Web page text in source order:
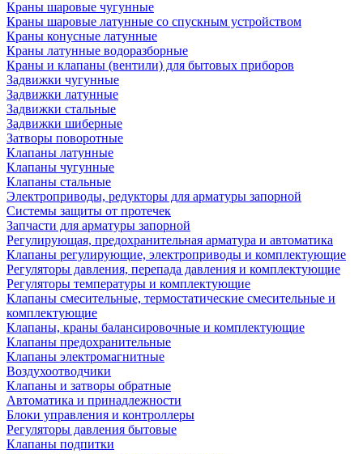
Краны шаровые чугунные
Краны шаровые латунные со спускным устройством
Краны конусные латунные
Краны латунные водоразборные
Краны и клапаны (вентили) для бытовых приборов
Задвижки чугунные
Задвижки латунные
Задвижки стальные
Задвижки шиберные
Затворы поворотные
Клапаны латунные
Клапаны чугунные
Клапаны стальные
Электроприводы, редукторы для арматуры запорной
Системы защиты от протечек
Запчасти для арматуры запорной
Регулирующая, предохранительная арматура и автоматика
Клапаны регулирующие, электроприводы и комплектующие
Регуляторы давления, перепада давления и комплектующие
Регуляторы температуры и комплектующие
Клапаны смесительные, термостатические смесительные и
комплектующие
Клапаны, краны балансировочные и комплектующие
Клапаны предохранительные
Клапаны электромагнитные
Воздухоотводчики
Клапаны и затворы обратные
Автоматика и принадлежности
Блоки управления и контроллеры
Регуляторы давления бытовые
Клапаны подпитки